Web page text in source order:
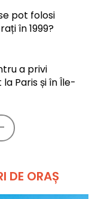
pot folosi
în 1999?
a privi
Paris și în Île-
DE ORAȘ